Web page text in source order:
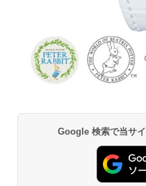
Google 検索で当サ